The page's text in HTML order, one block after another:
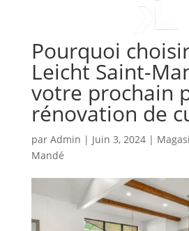
Pourquoi
Leicht Saint-
votre prochain
rénovation de
par Admin | Juin 3, 2024|
Mandé